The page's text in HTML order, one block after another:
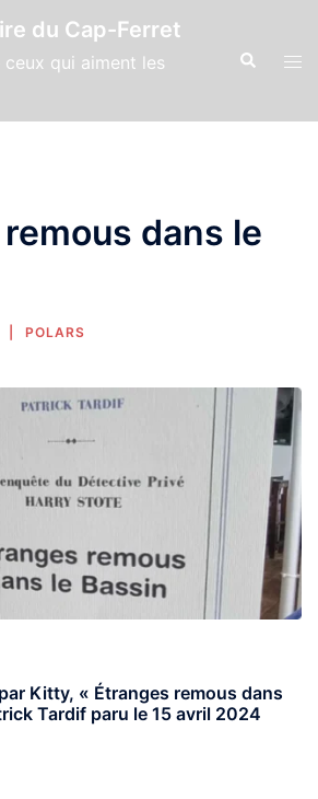
du Cap-Ferret
qui aiment les
dans le
POLARS
Kitty, « Étranges remous dans
Tardif paru le 15 avril 2024